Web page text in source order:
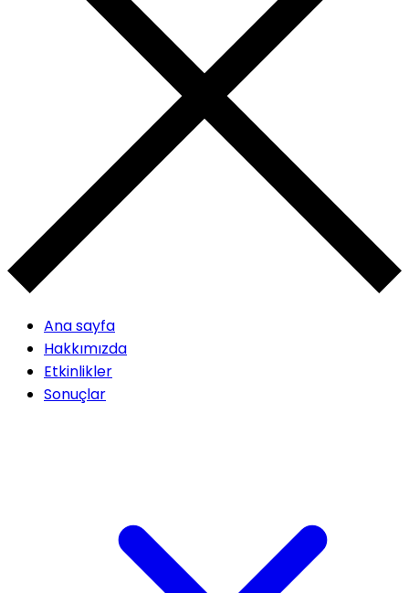
Ana sayfa
Hakkımızda
Etkinlikler
Sonuçlar